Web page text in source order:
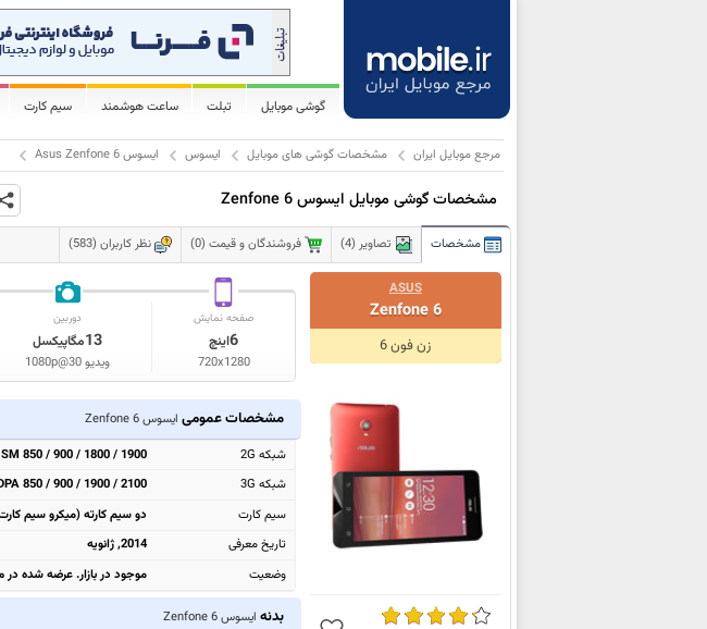
گوشی موبایل تبلت ساعت هوشمند سیم کارت
مرجع موبایل ایران مشخصات گوشی های موبایل ایسوس ایسوس Asus Zenfone 6
مشخصات گوشی موبایل ایسوس Zenfone 6
مشخصات تصاویر (4) فروشندگان و قیمت (0) نظر کاربران (583)
ASUS
Zenfone 6
زن فون 6
صفحه نمایش
6اینچ
720x1280
دوربین
13مگاپیکسل
ویدیو 1080p@30
مشخصات عمومی ایسوس Zenfone 6
شبکه 2G
850 / 900 / 1800 / 1900
شبکه 3G
850 / 900 / 1900 / 2100
سیم کارت
دو سیم کارته (میکرو سیم
تاریخ معرفی
2014, ژانویه
وضعیت
موجود در بازار. عرضه شده در می
بدنه ایسوس Zenfone 6